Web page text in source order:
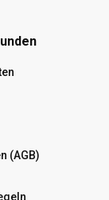
(AGB)